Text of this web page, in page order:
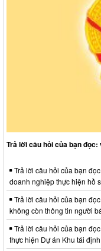
Trả lời câu hỏi của bạn
Trả lời câu hỏi của bạn
doanh nghiệp thực hiện hồ
Trả lời câu hỏi của bạn
không còn thông tin người
Trả lời câu hỏi của bạn
thực hiện Dự án Khu tái